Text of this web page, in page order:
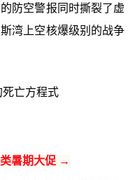
防空警报同时撕裂了虚
湾上空核爆级别的战争
亡方程式
暑期大促 →